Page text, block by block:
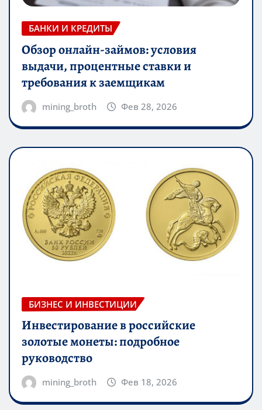
БАНКИ И КРЕДИТЫ
Обзор онлайн-займов: условия
выдачи, процентные ставки и
требования к заемщикам
mining_broth Фев 28, 2026
БИЗНЕС И ИНВЕСТИЦИИ
Инвестирование в российские
золотые монеты: подробное
руководство
mining_broth Фев 18, 2026